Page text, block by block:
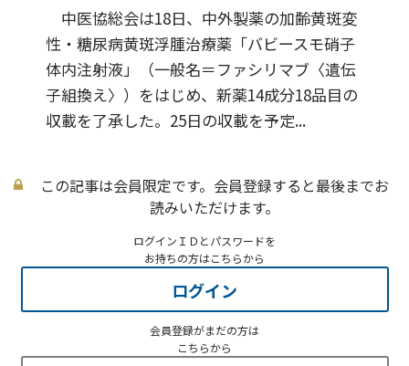
中医協総会は18日、中外製薬の加齢黄斑変
性・糖尿病黄斑浮腫治療薬「バビースモ硝子
体内注射液」（一般名＝ファシリマブ〈遺伝
子組換え〉）をはじめ、新薬14成分18品目の
収載を了承した。25日の収載を予定...
この記事は会員限定です。会員登録すると最後までお
読みいただけます。
ログインＩＤとパスワードを
お持ちの方はこちらから
ログイン
会員登録がまだの方は
こちらから